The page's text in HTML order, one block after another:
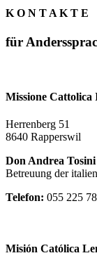
K O N T A K T E
für
Missione Cattolica
Herrenberg 51
8640 Rapperswil
Don Andrea Tosini
Betreuung der
Telefon: 055 225
Misión Católica